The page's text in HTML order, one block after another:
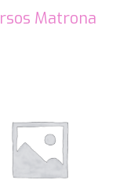
Matrona